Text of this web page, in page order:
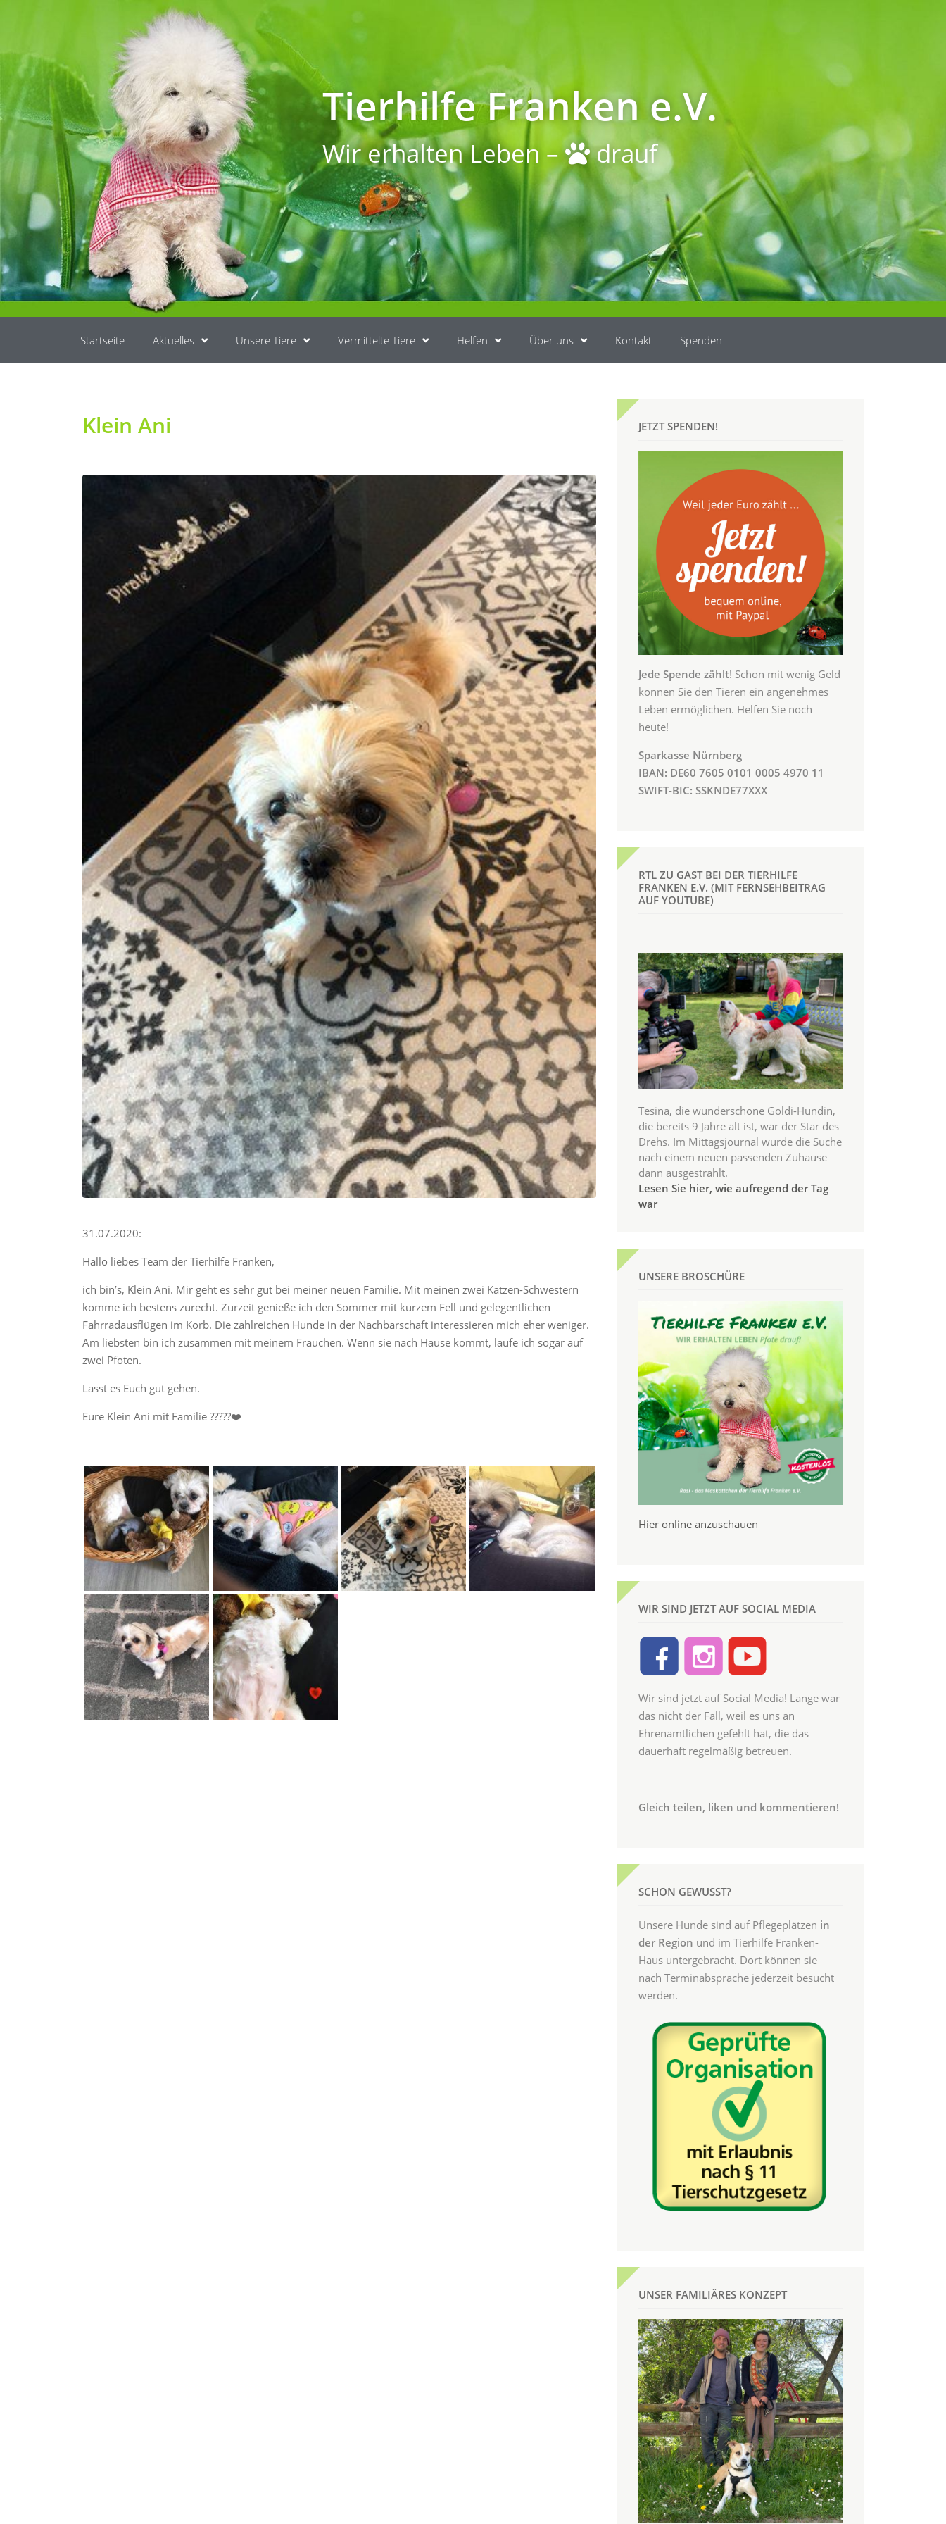
Tierhilfe Franken e.V.
Wir erhalten Leben – drauf
Startseite Aktuelles Unsere Tiere Vermittelte Tiere Helfen Über uns Kontakt Spenden
Klein Ani
31.07.2020:
Hallo liebes Team der Tierhilfe Franken,
ich bin’s, Klein Ani. Mir geht es sehr gut bei meiner neuen Familie. Mit meinen zwei Katzen-Schwestern
komme ich bestens zurecht. Zurzeit genieße ich den Sommer mit kurzem Fell und gelegentlichen
Fahrradausflügen im Korb. Die zahlreichen Hunde in der Nachbarschaft interessieren mich eher weniger.
Am liebsten bin ich zusammen mit meinem Frauchen. Wenn sie nach Hause kommt, laufe ich sogar auf
zwei Pfoten.
Lasst es Euch gut gehen.
Eure Klein Ani mit Familie ?????❤️
JETZT SPENDEN!
Jede Spende zählt! Schon mit wenig Geld
können Sie den Tieren ein angenehmes
Leben ermöglichen. Helfen Sie noch
heute!
Sparkasse Nürnberg
IBAN: DE60 7605 0101 0005 4970 11
SWIFT-BIC: SSKNDE77XXX
RTL ZU GAST BEI DER TIERHILFE
FRANKEN E.V. (MIT FERNSEHBEITRAG
AUF YOUTUBE)
Tesina, die wunderschöne Goldi-Hündin,
die bereits 9 Jahre alt ist, war der Star des
Drehs. Im Mittagsjournal wurde die Suche
nach einem neuen passenden Zuhause
dann ausgestrahlt.
Lesen Sie hier, wie aufregend der Tag
war
UNSERE BROSCHÜRE
Hier online anzuschauen
WIR SIND JETZT AUF SOCIAL MEDIA
Wir sind jetzt auf Social Media! Lange war
das nicht der Fall, weil es uns an
Ehrenamtlichen gefehlt hat, die das
dauerhaft regelmäßig betreuen.
Gleich teilen, liken und kommentieren!
SCHON GEWUSST?
Unsere Hunde sind auf Pflegeplätzen in
der Region und im Tierhilfe Franken-
Haus untergebracht. Dort können sie
nach Terminabsprache jederzeit besucht
werden.
UNSER FAMILIÄRES KONZEPT